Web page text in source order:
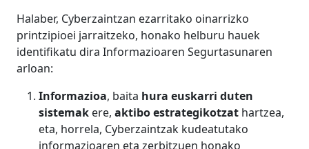
Halaber, Cyberzaintzan ezarritako oinarrizko
printzipioei jarraitzeko, honako helburu hauek
identifikatu dira Informazioaren Segurtasunaren
arloan:
Informazioa, baita hura euskarri duten
sistemak ere, aktibo estrategikotzat hartzea,
eta, horrela, Cyberzaintzak kudeatutako
informazioaren eta zerbitzuen honako